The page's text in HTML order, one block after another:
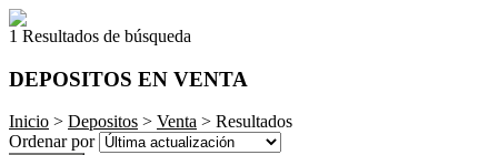
1 Resultados de búsqueda
DEPOSITOS EN VENTA
Inicio > Depositos > Venta > Resultados
Ordenar por